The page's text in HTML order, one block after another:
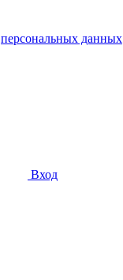
персональных данных
Вход